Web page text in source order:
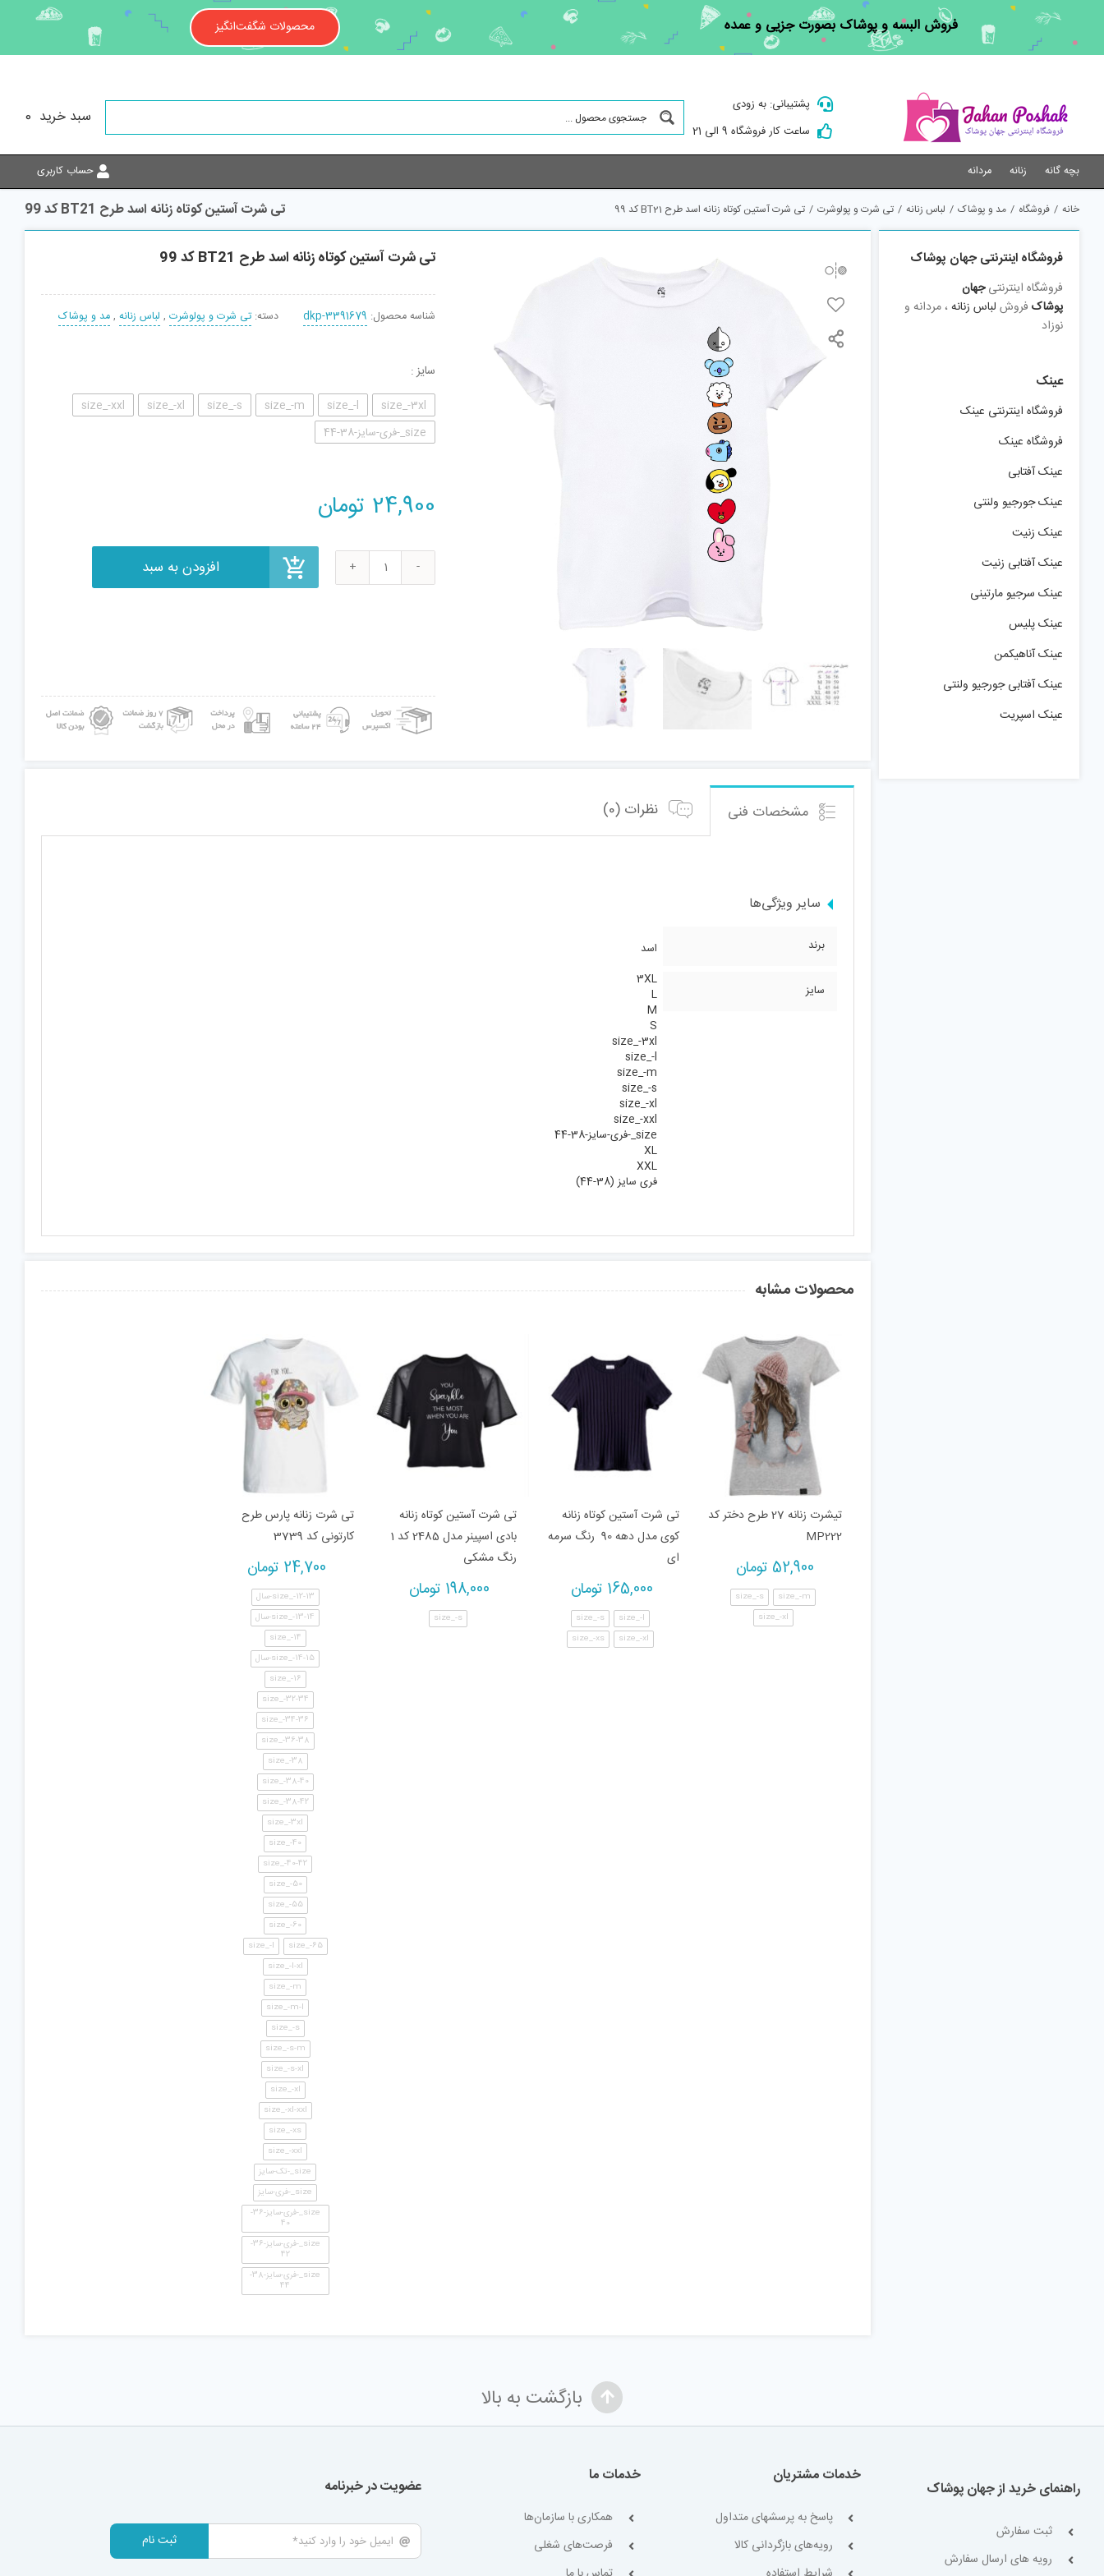
content
فروش البسه و پوشاک بصورت جزیی و عمده محصولات شگفت‌انگیز
پشتیبانی: به زودی
ساعت کار فروشگاه 9 الی 21
سبد خرید 0
بچه گانه زنانه مردانه حساب کاربری
تی شرت آستین کوتاه زنانه اسد طرح BT21 کد 99 خانه / فروشگاه / مد و پوشاک / لباس زنانه / تی شرت و پولوشرت / تی شرت آستین کوتاه زنانه اسد طرح BT21 کد 99
تی شرت آستین کوتاه زنانه اسد طرح BT21 کد 99
شناسه محصول: dkp-3391679 دسته: تی شرت و پولوشرت , لباس زنانه ,مد و پوشاک
سایز
size_-3xl
size_-l
size_-m
size_-s
size_-xl
size_-xxl
size_-فری-سایز-38-44
24,900 تومان
تی
BT21
کد
مشخصات فنی نظرات (0)
سایر ویژگی‌ها
برند اسد
سایز
3XL
L
M
S
size_-3xl
size_-l
size_-m
size_-s
size_-xl
size_-xxl
size_-فری-سایز-38-44
XL
XXL
فری سایز (38-44)
محصولات مشابه
تیشرت زنانه 27 طرح دختر کد
MP222
52,900 تومان
size_-m
size_-s
size_-xl
تی شرت آستین کوتاه زنانه
کوی مدل دهه 90 رنگ سرمه
ای
165,000 تومان
size_-l
size_-s
size_-xl
size_-xs
تی شرت آستین کوتاه زنانه
بادی اسپینر مدل 2485 کد 1
رنگ مشکی
198,000 تومان
size_-s
تی شرت زنانه پارس طرح
کارتونی کد 3739
24,700 تومان
size_-12-13-سال
size_-13-14-سال
size_-14
size_-14-15-سال
size_-16
size_-32-34
size_-34-36
size_-36-38
size_-38
size_-38-40
size_-38-42
size_-3xl
size_-40
size_-40-42
size_-50
size_-55
size_-60
size_-65
size_-l
size_-l-xl
size_-m
size_-m-l
size_-s
size_-s-m
size_-s-xl
size_-xl
size_-xl-xxl
size_-xs
size_-xxl
size_-تک-سایز
size_-فری-سایز
size_-فری-سایز-36-
40
size_-فری-سایز-36-
42
size_-فری-سایز-38-
44
فروشگاه اینترنتی جهان پوشاک
فروشگاه اینترنتیجهان
پوشاک فروش لباس زنانه، مردانه و
نوزاد
عینک
فروشگاه اینترنتی عینک
فروشگاه عینک
عینک آفتابی
عینک جورجیو ولنتی
عینک زنیت
عینک آفتابی زنیت
عینک سرجیو مارتینی
عینک پلیس
عینک آناهیکمن
عینک آفتابی جورجیو ولنتی
عینک اسپریت
بازگشت به بالا
راهنمای خرید از جهان پوشاک
ثبت سفارش
رویه های ارسال سفارش
خدمات مشتریان
پاسخ به پرسشهای متداول
رویه‌های بازگردانی کالا
خدمات ما
همکاری با سازمان‌ها
فرصت‌های شغلی
عضویت در خبرنامه
ثبت نام